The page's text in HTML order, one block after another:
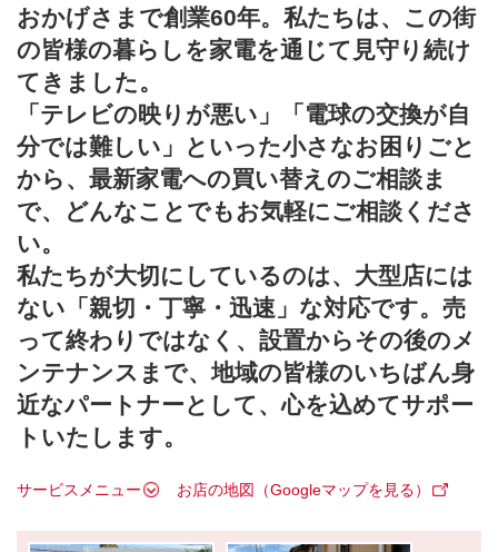
おかげさまで創業60年。私たちは、この街
の皆様の暮らしを家電を通じて見守り続け
てきました。
「テレビの映りが悪い」「電球の交換が自
分では難しい」といった小さなお困りごと
から、最新家電への買い替えのご相談ま
で、どんなことでもお気軽にご相談くださ
い。
私たちが大切にしているのは、大型店には
ない「親切・丁寧・迅速」な対応です。売
って終わりではなく、設置からその後のメ
ンテナンスまで、地域の皆様のいちばん身
近なパートナーとして、心を込めてサポー
トいたします。
サービスメニュー お店の地図（Googleマップを見る）